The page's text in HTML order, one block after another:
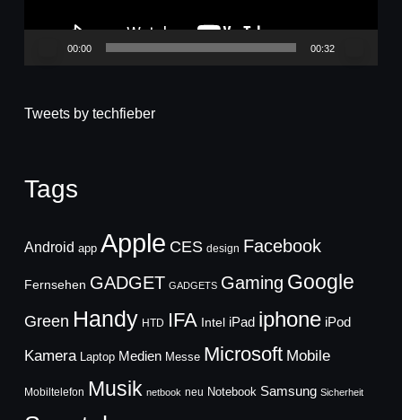
00:00 00:32
Tweets by techfieber
Tags
Android app Apple CES design Facebook
Fernsehen GADGET GADGETS Gaming Google
Green Handy HTD IFA Intel iPad iphone iPod
Kamera Laptop Medien Messe Microsoft Mobile
Mobiltelefon Musik netbook neu Notebook Samsung Sicherheit